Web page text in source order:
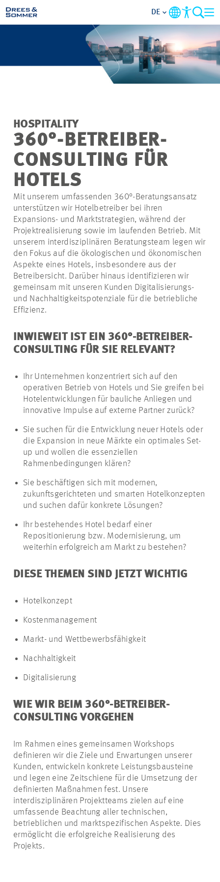
MARKETS
SERVICES
IM FOKUS
KARRIERE
KONTAKT
DE
HOSPITALITY
360°-BETREIBER-
CONSULTING FÜR
HOTELS
Mit unserem umfassenden 360°-Beratungsansatz
unterstützen wir Hotelbetreiber bei ihren
Expansions- und Marktstrategien, während der
Projektrealisierung sowie im laufenden Betrieb. Mit
unserem interdisziplinären Beratungsteam legen wir
den Fokus auf die ökologischen und ökonomischen
Aspekte eines Hotels, insbesondere aus der
Betreibersicht. Darüber hinaus identifizieren wir
gemeinsam mit unseren Kunden Digitalisierungs-
und Nachhaltigkeitspotenziale für die betriebliche
Effizienz.
INWIEWEIT IST EIN 360°-BETREIBER-
CONSULTING FÜR SIE RELEVANT?
Ihr Unternehmen konzentriert sich auf den
operativen Betrieb von Hotels und Sie greifen bei
Hotelentwicklungen für bauliche Anliegen und
innovative Impulse auf externe Partner zurück?
Sie suchen für die Entwicklung neuer Hotels oder
die Expansion in neue Märkte ein optimales Set-
up und wollen die essenziellen
Rahmenbedingungen klären?
Sie beschäftigen sich mit modernen,
zukunftsgerichteten und smarten Hotelkonzepten
und suchen dafür konkrete Lösungen?
Ihr bestehendes Hotel bedarf einer
Repositionierung bzw. Modernisierung, um
weiterhin erfolgreich am Markt zu bestehen?
DIESE THEMEN SIND JETZT WICHTIG
Hotelkonzept
Kostenmanagement
Markt- und Wettbewerbsfähigkeit
Nachhaltigkeit
Digitalisierung
WIE WIR BEIM 360°-BETREIBER-
CONSULTING VORGEHEN
Im Rahmen eines gemeinsamen Workshops
definieren wir die Ziele und Erwartungen unserer
Kunden, entwickeln konkrete Leistungsbausteine
und legen eine Zeitschiene für die Umsetzung der
definierten Maßnahmen fest. Unsere
interdisziplinären Projektteams zielen auf eine
umfassende Beachtung aller technischen,
betrieblichen und marktspezifischen Aspekte. Dies
ermöglicht die erfolgreiche Realisierung des
Projekts.